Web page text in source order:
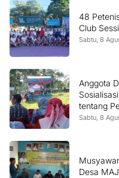
48
Club
Sabtu, 8
Anggota
tentang
Sabtu, 8
Desa